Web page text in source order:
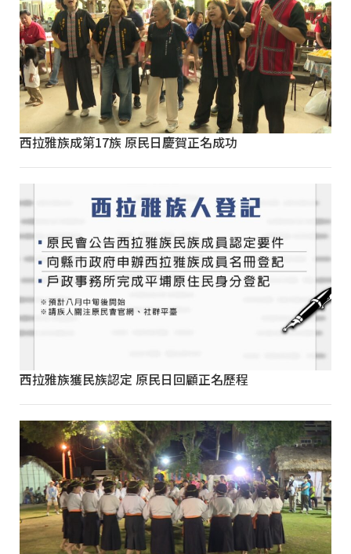
西拉雅族成第17族 原民日慶賀正名成功
西拉雅族獲民族認定 原民日回顧正名歷程